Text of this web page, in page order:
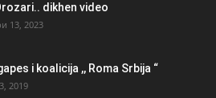
dikhen video
13, 2023
i koalicija ,, Roma Srbija “
2019